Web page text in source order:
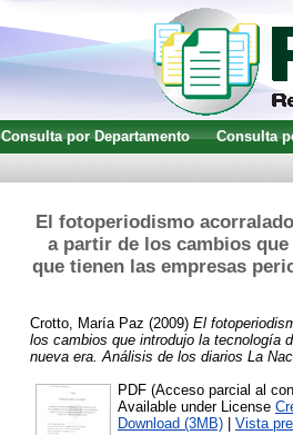
Consulta por Departamento Consulta
El fotoperiodismo
a partir de los cambios
que tienen las empresas
Crotto, María Paz (2009) El
los cambios que introdujo la tecnología
nueva era. Análisis de los diarios La
PDF (Acceso parcial al
Available under License
Download (3MB)
Vista